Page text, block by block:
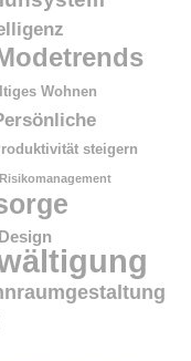
Wohnen
steigern
Risikomanagement